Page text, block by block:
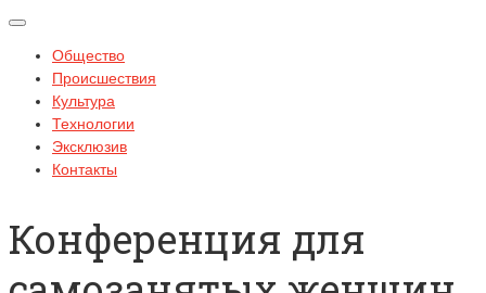
Общество
Происшествия
Культура
Технологии
Эксклюзив
Контакты
Конференция для